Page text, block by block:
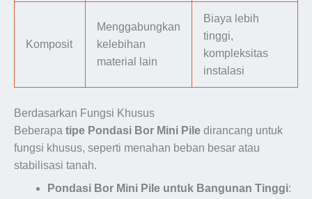
Komposit
Menggabungkan
kelebihan
material lain
Biaya lebih
tinggi,
kompleksitas
instalasi
Berdasarkan Fungsi Khusus
Beberapa tipe Pondasi Bor Mini Pile dirancang untuk
fungsi khusus, seperti menahan beban besar atau
stabilisasi tanah.
Pondasi Bor Mini Pile untuk Bangunan Tinggi: